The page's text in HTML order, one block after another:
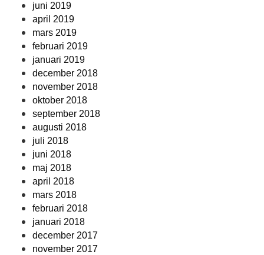
juni 2019
april 2019
mars 2019
februari 2019
januari 2019
december 2018
november 2018
oktober 2018
september 2018
augusti 2018
juli 2018
juni 2018
maj 2018
april 2018
mars 2018
februari 2018
januari 2018
december 2017
november 2017